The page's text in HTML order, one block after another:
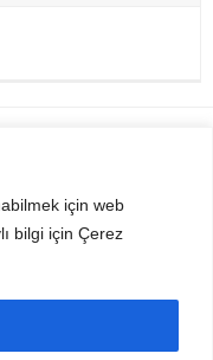
için web
bilgi için Çerez
Android Oyun, Apk
kullanabilirsiniz.